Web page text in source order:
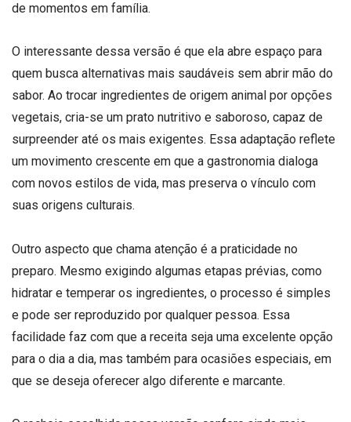
de momentos em família.
O interessante dessa versão é que ela abre espaço para
quem busca alternativas mais saudáveis sem abrir mão do
sabor. Ao trocar ingredientes de origem animal por opções
vegetais, cria-se um prato nutritivo e saboroso, capaz de
surpreender até os mais exigentes. Essa adaptação reflete
um movimento crescente em que a gastronomia dialoga
com novos estilos de vida, mas preserva o vínculo com
suas origens culturais.
Outro aspecto que chama atenção é a praticidade no
preparo. Mesmo exigindo algumas etapas prévias, como
hidratar e temperar os ingredientes, o processo é simples
e pode ser reproduzido por qualquer pessoa. Essa
facilidade faz com que a receita seja uma excelente opção
para o dia a dia, mas também para ocasiões especiais, em
que se deseja oferecer algo diferente e marcante.